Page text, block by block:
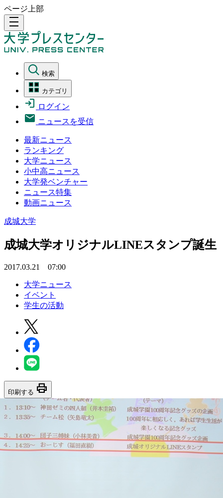
ページ上部
density_medium
検索
カテゴリ
ログイン
ニュースを受信
最新ニュース
ランキング
大学ニュース
小中高ニュース
大学発ベンチャー
ニュース特集
動画ニュース
成城大学
成城大学オリジナルLINEスタンプ誕生
2017.03.21 07:00
大学ニュース
イベント
学生の活動
印刷する print